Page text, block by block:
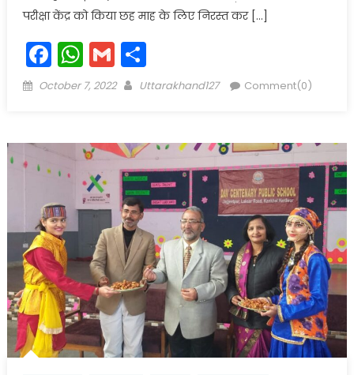
परीक्षा केंद्र को किया छह माह के लिए निरस्त कर […]
Facebook
WhatsApp
GmailShare
Posted
October 7, 2022 Author
Uttarakhand127 Comment(0)